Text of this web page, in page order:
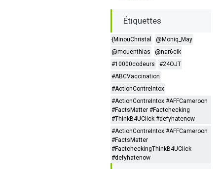
Étiquettes
{MinouChristal
@Moniq_May
@mouenthias
@nar6cik
#10000codeurs
#24OJT
#ABCVaccination
#ActionContreIntox
#ActionContreIntox #AFFCameroon
#FactsMatter #Factchecking
#ThinkB4UClick #defyhatenow
#ActionContreIntox #AFFCameroon
#FactsMatter
#FactcheckingThinkB4UClick
#defyhatenow